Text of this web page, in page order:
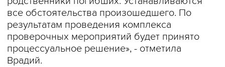
все обстоятельства произошедшего. По
результатам проведения комплекса
проверочных мероприятий будет принято
процессуальное решение», - отметила
Врадий.